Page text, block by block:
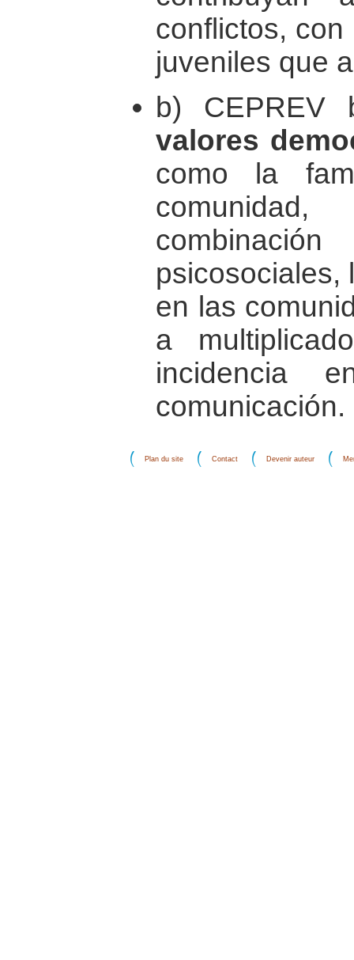
conflictos,
juveniles que
b) CEPREV
valores
como la
psicosociales,
en las
a
incidencia
comunicación.
Plan du site Contact Devenir auteur